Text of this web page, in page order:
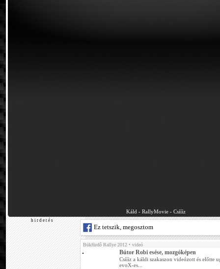
Káld - RallyMovie - Csíííz
h i r d e t é s
Ez tetszik, megosztom
Bükfürdő Rallye 2012 • videó
Bútor Robi esése, mozgóképen
Csíííz a káldi szakaszon videózott és előtte
evoX-es...